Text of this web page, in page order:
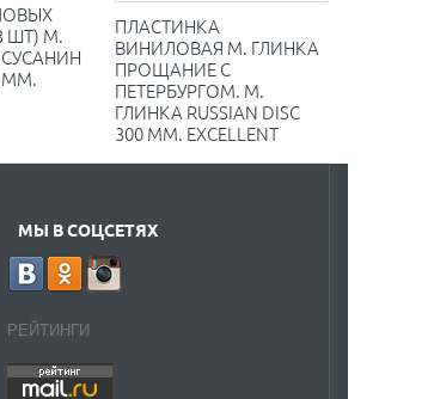
ШТ) М.
ММ.
ПЛАСТИНКА
ВИНИЛОВАЯ М. ГЛИНКА
ПРОЩАНИЕ С
ПЕТЕРБУРГОМ. М.
ГЛИНКА RUSSIAN DISC
300 ММ. EXCELLENT
МЫ В СОЦСЕТЯХ
РЕЙТИНГИ